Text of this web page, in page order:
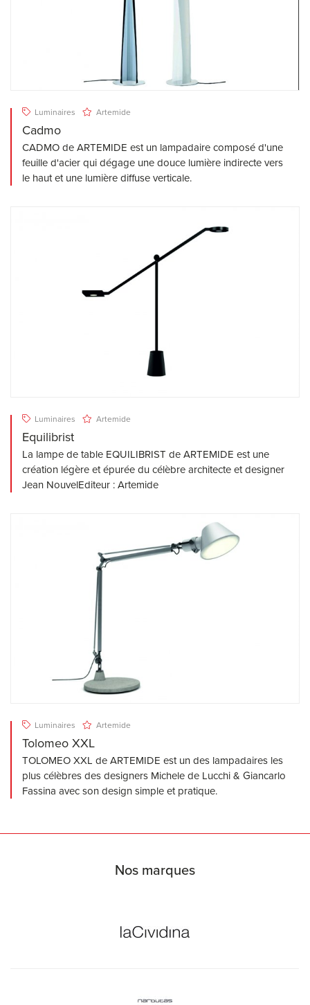
Luminaires Artemide
Cadmo
CADMO de ARTEMIDE est un lampadaire composé d'une
feuille d'acier qui dégage une douce lumière indirecte vers
le haut et une lumière diffuse verticale.
Luminaires Artemide
Equilibrist
La lampe de table EQUILIBRIST de ARTEMIDE est une
création légère et épurée du célèbre architecte et designer
Jean NouvelEditeur : Artemide
Luminaires Artemide
Tolomeo XXL
TOLOMEO XXL de ARTEMIDE est un des lampadaires les
plus célèbres des designers Michele de Lucchi & Giancarlo
Fassina avec son design simple et pratique.
Nos marques